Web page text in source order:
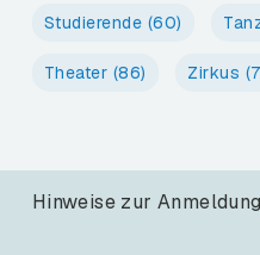
Studierende (60)
Theater (86) Zirkus
Hinweise zur Anmeldung